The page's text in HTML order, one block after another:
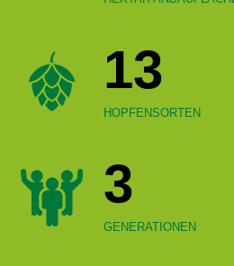
13
HOPFENSORTEN
3
GENERATIONEN